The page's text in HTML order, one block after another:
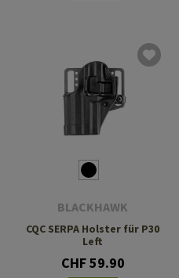
BLACKHAWK
CQC SERPA Holster für P30
Left
CHF 59.90